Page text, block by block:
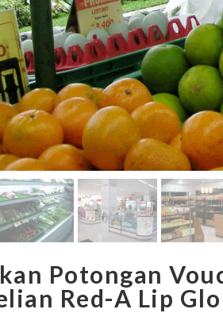
Potongan
Red-A Lip